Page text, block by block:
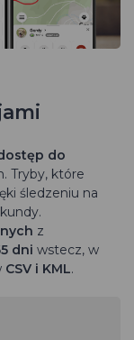
do
Tryby, które
śledzeniu na
z
dni wstecz, w
CSV i KML.